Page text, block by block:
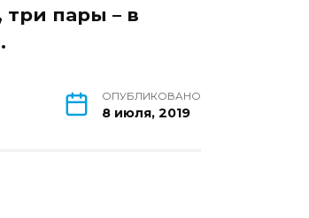
пары – в
ОПУБЛИКОВАНО
8 июля, 2019